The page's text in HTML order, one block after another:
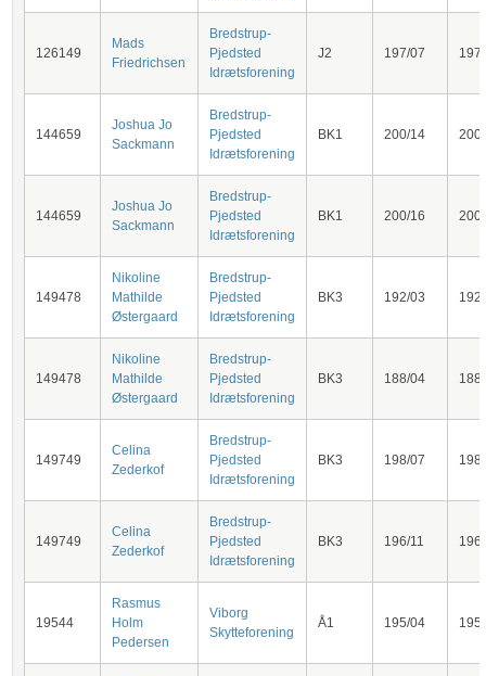
126149
Mads
Friedrichsen
Bredstrup-
Pjedsted
Idrætsforening
J2 197/07 197
144659
Joshua Jo
Sackmann
Bredstrup-
Pjedsted
Idrætsforening
BK1 200/14 200
144659
Joshua Jo
Sackmann
Bredstrup-
Pjedsted
Idrætsforening
BK1 200/16 200
149478
Nikoline
Mathilde
Østergaard
Bredstrup-
Pjedsted
Idrætsforening
BK3 192/03 192
149478
Nikoline
Mathilde
Østergaard
Bredstrup-
Pjedsted
Idrætsforening
BK3 188/04 188
149749
Celina
Zederkof
Bredstrup-
Pjedsted
Idrætsforening
BK3 198/07 198
149749
Celina
Zederkof
Bredstrup-
Pjedsted
Idrætsforening
BK3 196/11 196
19544
Rasmus
Holm
Pedersen
Viborg
Skytteforening
Å1 195/04 195